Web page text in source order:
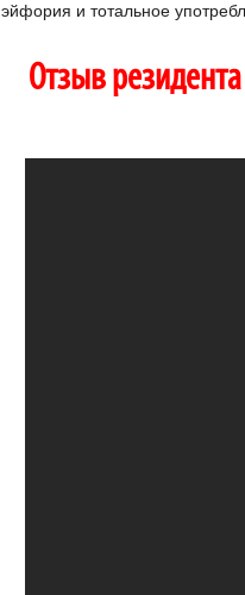
эйфория и тотальное
Отзыв